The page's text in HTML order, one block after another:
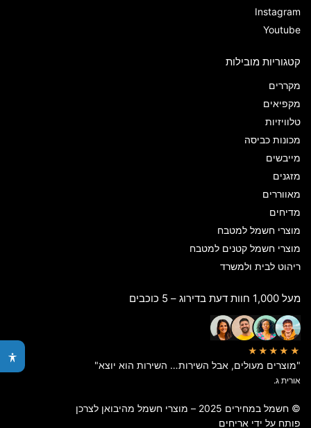
Instagram
Youtube
קטגוריות מובילות
מקררים
מקפיאים
טלוויזיות
מכונות כביסה
מייבשים
מזגנים
מאווררים
מדיחים
מוצרי חשמל למטבח
מוצרי חשמל קטנים למטבח
ריהוט לבית ולמשרד
מעל 1,000 חוות דעת בדירוג – 5 כוכבים
★★★★★
"מוצרים מעולים, אבל השירות… השירות הוא יוצא"
אורית ג.
© חשמל במחירים 2025 – מוצרי חשמל מהיבואן לצרכן
פותח על ידי אריחים